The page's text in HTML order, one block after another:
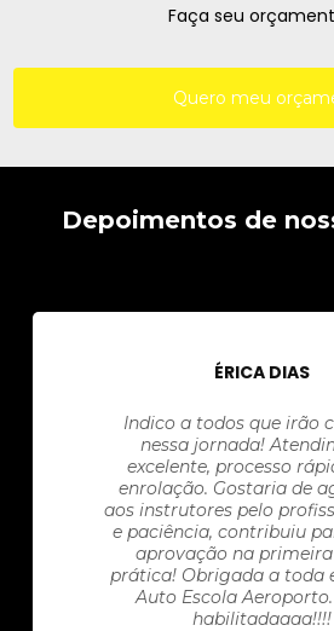
Faça seu
Quero meu
Depoimentos de
ÉRICA DIAS
Indico a todos que irão
nessa jornada!
excelente, processo
enrolação. Gostaria de
aos instrutores pelo
e paciência, contribuiu
aprovação na
prática! Obrigada a toda
Auto Escola
habilitadaaaa!!!!